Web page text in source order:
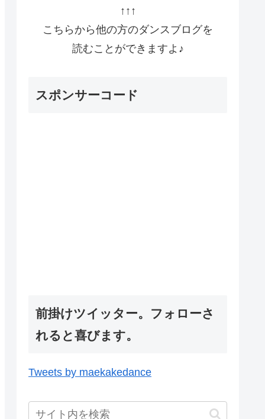
↑↑↑
こちらから他の方のダンスブログを
読むことができますよ♪
スポンサーコード
前掛けツイッター。フォローさ
れると喜びます。
Tweets by maekakedance